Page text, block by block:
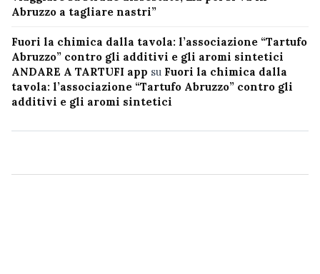
Abruzzo a tagliare nastri”
Fuori la chimica dalla tavola: l’associazione “Tartufo
Abruzzo” contro gli additivi e gli aromi sintetici
ANDARE A TARTUFI app su Fuori la chimica dalla
tavola: l’associazione “Tartufo Abruzzo” contro gli
additivi e gli aromi sintetici